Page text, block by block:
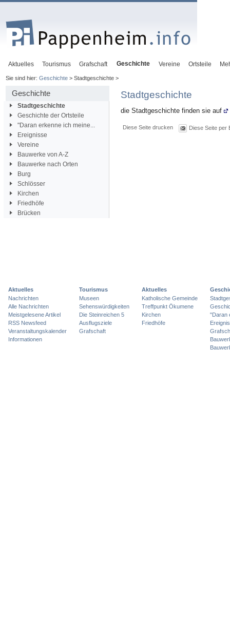
Aktuelles Tourismus Grafschaft Geschichte Vereine Ortsteile
Sie sind hier: Geschichte> Stadtgeschichte >
Geschichte
Stadtgeschichte
Geschichte der Ortsteile
"Daran erkenne ich meine...
Ereignisse
Vereine
Bauwerke von A-Z
Bauwerke nach Orten
Burg
Schlösser
Kirchen
Friedhöfe
Brücken
Stadtgeschichte
die Stadtgeschichte finden sie auf
Diese Seite drucken Diese Seite per
Aktuelles
Nachrichten
Alle Nachrichten
Meistgelesene Artikel
RSS Newsfeed
Veranstaltungskalender
Informationen
Tourismus
Museen
Sehenswürdigkeiten
Die Steinreichen 5
Ausflugsziele
Grafschaft
Aktuelles
Katholische Gemeinde
Treffpunkt Ökumene
Kirchen
Friedhöfe
"Daran